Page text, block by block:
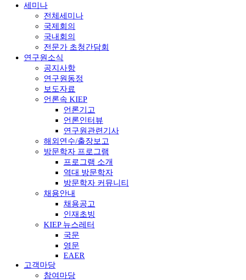
세미나
전체세미나
국제회의
국내회의
전문가 초청간담회
연구원소식
공지사항
연구원동정
보도자료
언론속 KIEP
언론기고
언론인터뷰
연구원관련기사
해외연수/출장보고
방문학자 프로그램
프로그램 소개
역대 방문학자
방문학자 커뮤니티
채용안내
채용공고
인재초빙
KIEP 뉴스레터
국문
영문
EAER
고객마당
참여마당